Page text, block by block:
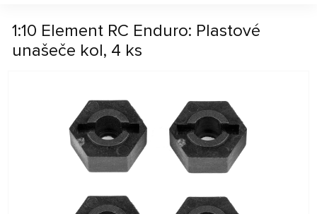
1:10 Element RC Enduro: Plastové
unašeče kol, 4 ks